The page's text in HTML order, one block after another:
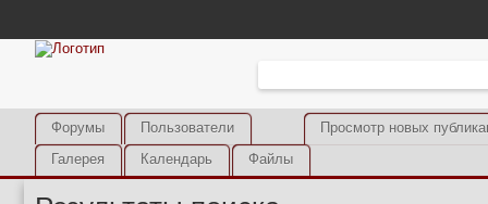
Просмотр новых
Форумы
Пользователи
Галерея
Календарь Файлы